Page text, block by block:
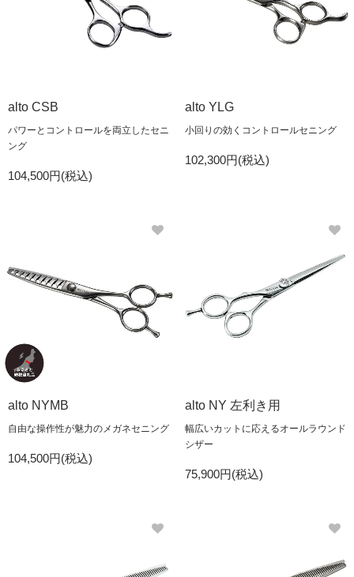
alto CSB
パワーとコントロールを両立したセニ
ング
104,500円(税込)
alto YLG
小回りの効くコントロールセニング
102,300円(税込)
alto NYMB
自由な操作性が魅力のメガネセニング
104,500円(税込)
alto NY 左利き用
幅広いカットに応えるオールラウンド
シザー
75,900円(税込)